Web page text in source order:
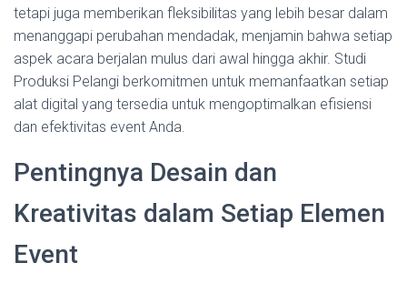
tetapi juga memberikan fleksibilitas yang lebih besar dalam
menanggapi perubahan mendadak, menjamin bahwa setiap
aspek acara berjalan mulus dari awal hingga akhir. Studi
Produksi Pelangi berkomitmen untuk memanfaatkan setiap
alat digital yang tersedia untuk mengoptimalkan efisiensi
dan efektivitas event Anda.
Pentingnya Desain dan
Kreativitas dalam Setiap Elemen
Event